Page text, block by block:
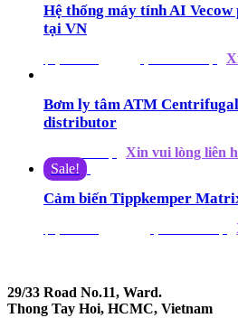
Hệ thống máy tính AI Vecow
tại VN
Bơm ly tâm ATM
distributor
Xin vui lòng liên
Sale!
Cảm biến Tippkemper
29/33 Road No.11, Ward.
Thong Tay Hoi, HCMC, Vietnam